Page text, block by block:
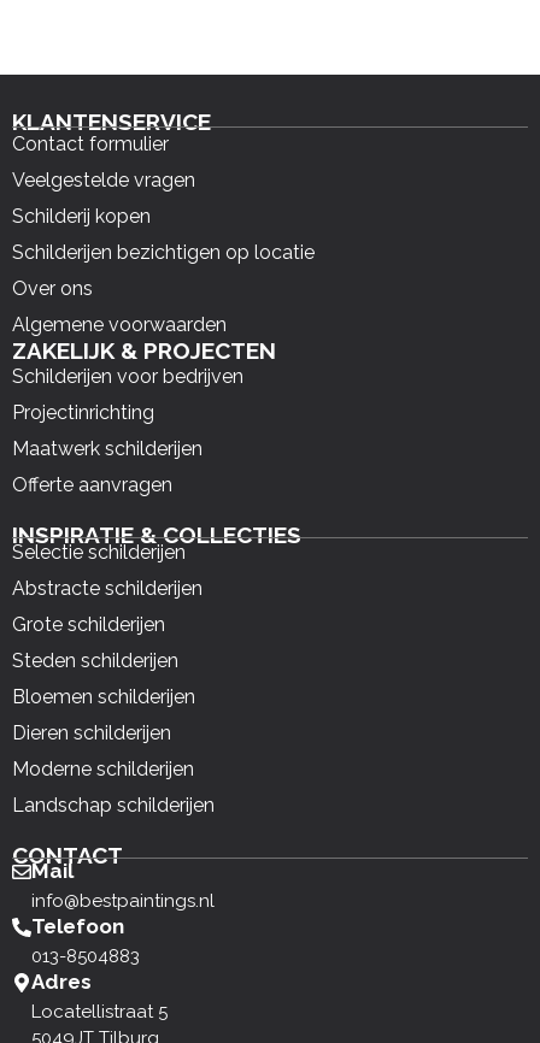
KLANTENSERVICE
Contact formulier
Veelgestelde vragen
Schilderij kopen
Schilderijen bezichtigen op locatie
Over ons
Algemene voorwaarden
ZAKELIJK & PROJECTEN
Schilderijen voor bedrijven
Projectinrichting
Maatwerk schilderijen
Offerte aanvragen
INSPIRATIE & COLLECTIES
Selectie schilderijen
Abstracte schilderijen
Grote schilderijen
Steden schilderijen
Bloemen schilderijen
Dieren schilderijen
Moderne schilderijen
Landschap schilderijen
CONTACT
Mail
info@bestpaintings.nl
Telefoon
013-8504883
Adres
Locatellistraat 5
5049JT Tilburg